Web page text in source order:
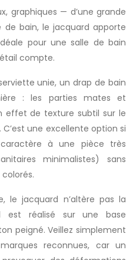
graphiques — d’une grande
de bain, le jacquard apporte
pour une salle de bain
compte.
unie, un drap de bain
: les parties mates et
effet de texture subtil sur le
une excellente option si
à une pièce très
minimalistes) sans
le jacquard n’altère pas la
est réalisé sur une base
peigné. Veillez simplement
reconnues, car un